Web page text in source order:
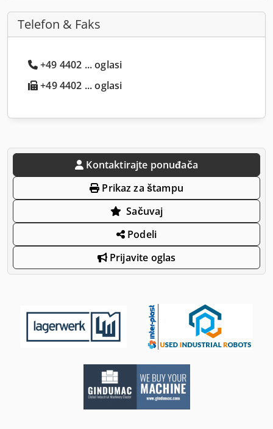
Telefon & Faks
+49 4402 ... oglasi
+49 4402 ... oglasi
Kontaktirajte ponuđača
Prikaz za štampu
Sačuvaj
Podeli
Prijavite oglas